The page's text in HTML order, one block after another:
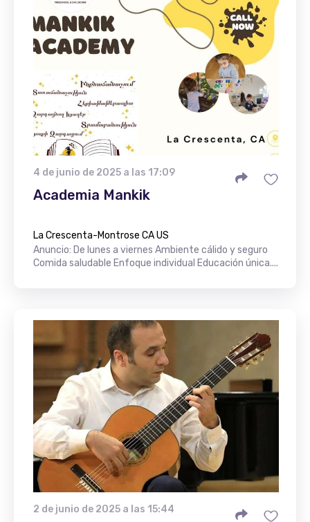
4 de junio de 2025 a las 17:09
Academia Mankik
La Crescenta-Montrose CA US
Anuncio: De lunes a viernes Ambiente cálido y seguro
Comida saludable Enfoque individual Educación única....
2 de junio de 2025 a las 15:44